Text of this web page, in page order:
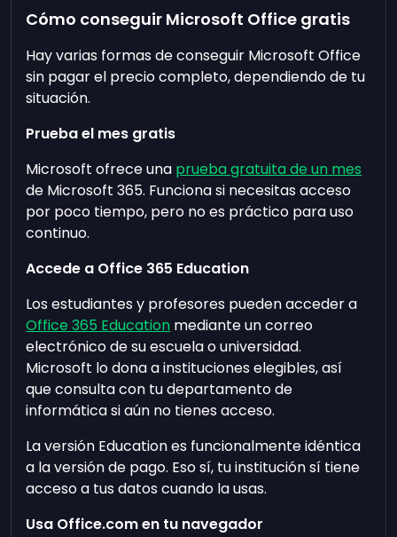
Cómo conseguir Microsoft Office gratis
Hay varias formas de conseguir Microsoft Office
sin pagar el precio completo, dependiendo de tu
situación.
Prueba el mes gratis
Microsoft ofrece una prueba gratuita de un mes
de Microsoft 365. Funciona si necesitas acceso
por poco tiempo, pero no es práctico para uso
continuo.
Accede a Office 365 Education
Los estudiantes y profesores pueden acceder a
Office 365 Education mediante un correo
electrónico de su escuela o universidad.
Microsoft lo dona a instituciones elegibles, así
que consulta con tu departamento de
informática si aún no tienes acceso.
La versión Education es funcionalmente idéntica
a la versión de pago. Eso sí, tu institución sí tiene
acceso a tus datos cuando la usas.
Usa Office.com en tu navegador